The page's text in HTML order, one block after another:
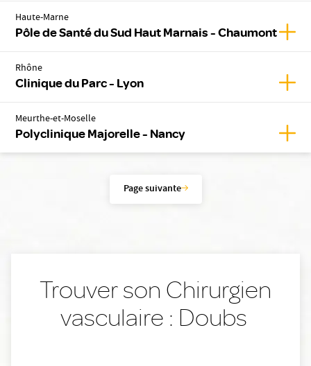
Haute-Marne
Pôle de Santé du Sud Haut Marnais - Chaumont
Rhône
Clinique du Parc - Lyon
Meurthe-et-Moselle
Polyclinique Majorelle - Nancy
Page suivante
Trouver son Chirurgien
vasculaire : Doubs